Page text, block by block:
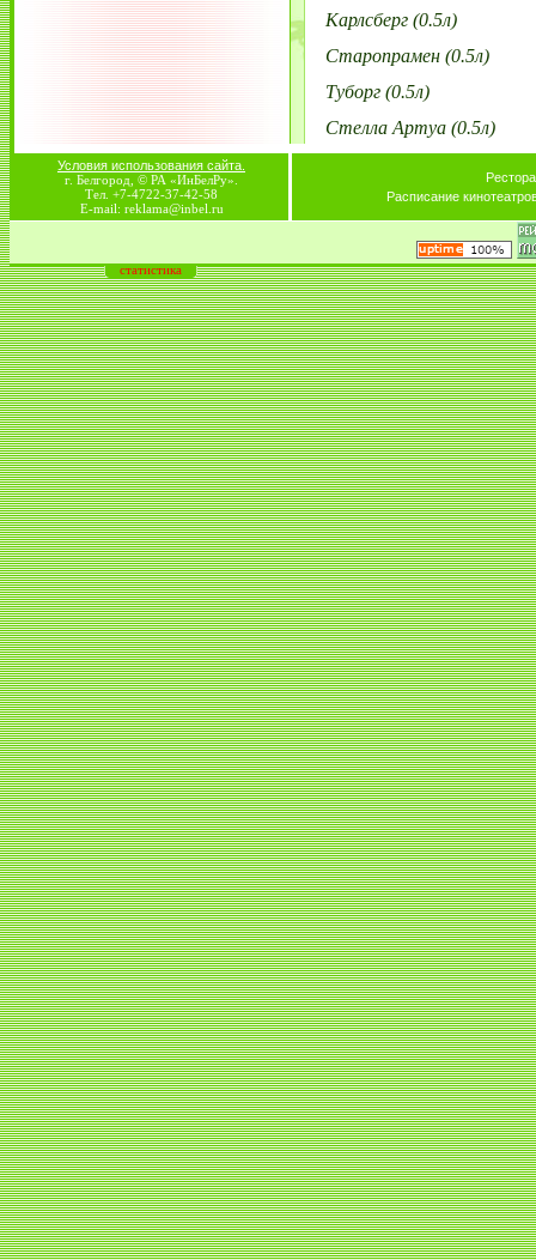
Карлсберг (0.5л)
Старопрамен (0.5л)
Туборг (0.5л)
Стелла Артуа (0.5л)
Условия использования сайта.
г. Белгород, © РА «ИнБелРу».
Тел. +7-4722-37-42-58
E-mail: reklama@inbel.ru
Расписание
статистика